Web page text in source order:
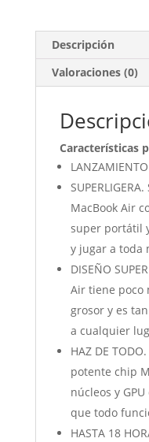
Descripción
Valoraciones (0)
Características
MacBook Air
super portátil
y jugar a toda
DISEÑO
Air tiene poco
grosor y es
a cualquier
HAZ DE
potente chip
núcleos y
que todo
HASTA 18